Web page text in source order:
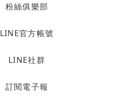
粉絲俱樂部
LINE官方帳號
LINE社群
訂閱電子報